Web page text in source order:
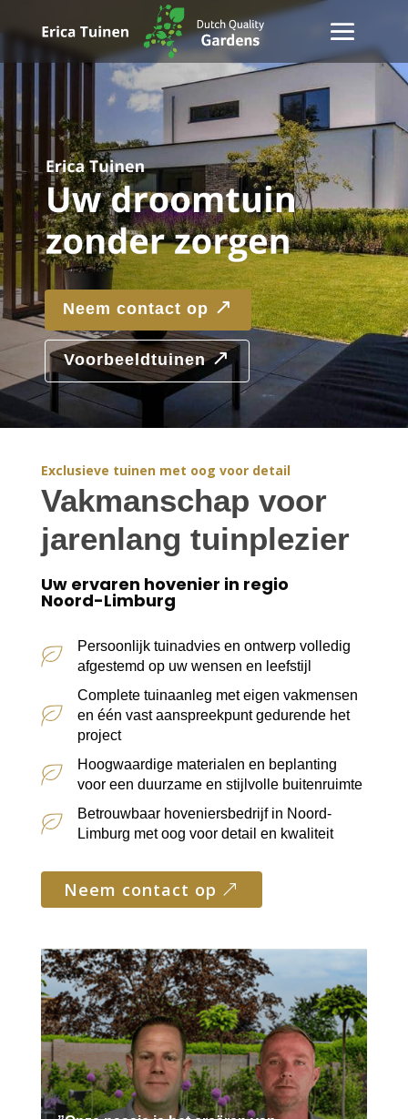
Neem contact op ↗
Voorbeeldtuinen↗
Exclusieve tuinen met oog voor detail
Vakmanschap voor
jarenlang tuinplezier
Uw ervaren hovenier in regio
Noord-Limburg
Persoonlijk tuinadvies en ontwerp volledig
afgestemd op uw wensen en leefstijl
Complete tuinaanleg met eigen vakmensen
en één vast aanspreekpunt gedurende het
project
Hoogwaardige materialen en beplanting
voor een duurzame en stijlvolle buitenruimte
Betrouwbaar hoveniersbedrijf in Noord-
Limburg met oog voor detail en kwaliteit
neem contact op